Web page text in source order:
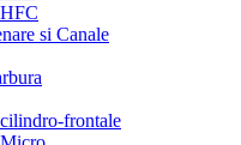
si Canale
frontale